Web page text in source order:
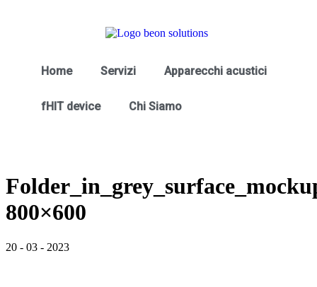
Home Servizi Apparecchi acustici
fHIT device Chi Siamo
800×600
20 - 03 - 2023